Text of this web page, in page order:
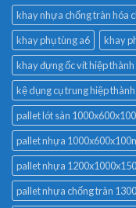
khay nhựa chống tràn hóa
khay phụ tùng a6
khay
khay đựng ốc vít hiệp thành
kệ dụng cụ trung hiệp thành
pallet lót sàn
pallet nhựa
pallet nhựa
pallet nhựa chống tràn